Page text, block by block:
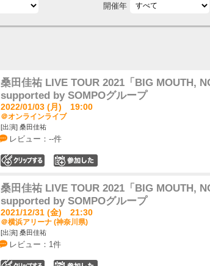
開催年
桑田佳祐 LIVE TOUR 2021「BIG MOUTH,
supported by SOMPOグループ
2022/01/03 (月) 19:00
＠オンラインライブ
[出演] 桑田佳祐
レビュー：--件
桑田佳祐 LIVE TOUR 2021「BIG MOUTH,
supported by SOMPOグループ
2021/12/31 (金) 21:30
＠横浜アリーナ (神奈川県)
[出演] 桑田佳祐
レビュー：1件